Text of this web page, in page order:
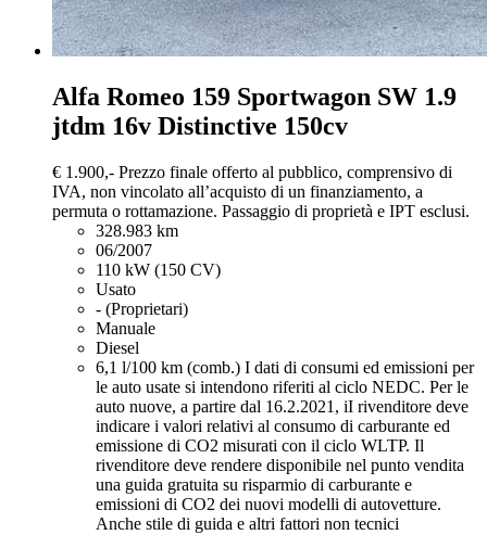
Alfa Romeo 159 Sportwagon SW 1.9
jtdm 16v Distinctive 150cv
€ 1.900,- Prezzo finale offerto al pubblico, comprensivo di
IVA, non vincolato all’acquisto di un finanziamento, a
permuta o rottamazione. Passaggio di proprietà e IPT esclusi.
328.983 km
06/2007
110 kW (150 CV)
Usato
- (Proprietari)
Manuale
Diesel
6,1 l/100 km (comb.) I dati di consumi ed emissioni per
le auto usate si intendono riferiti al ciclo NEDC. Per le
auto nuove, a partire dal 16.2.2021, iI rivenditore deve
indicare i valori relativi al consumo di carburante ed
emissione di CO2 misurati con il ciclo WLTP. Il
rivenditore deve rendere disponibile nel punto vendita
una guida gratuita su risparmio di carburante e
emissioni di CO2 dei nuovi modelli di autovetture.
Anche stile di guida e altri fattori non tecnici